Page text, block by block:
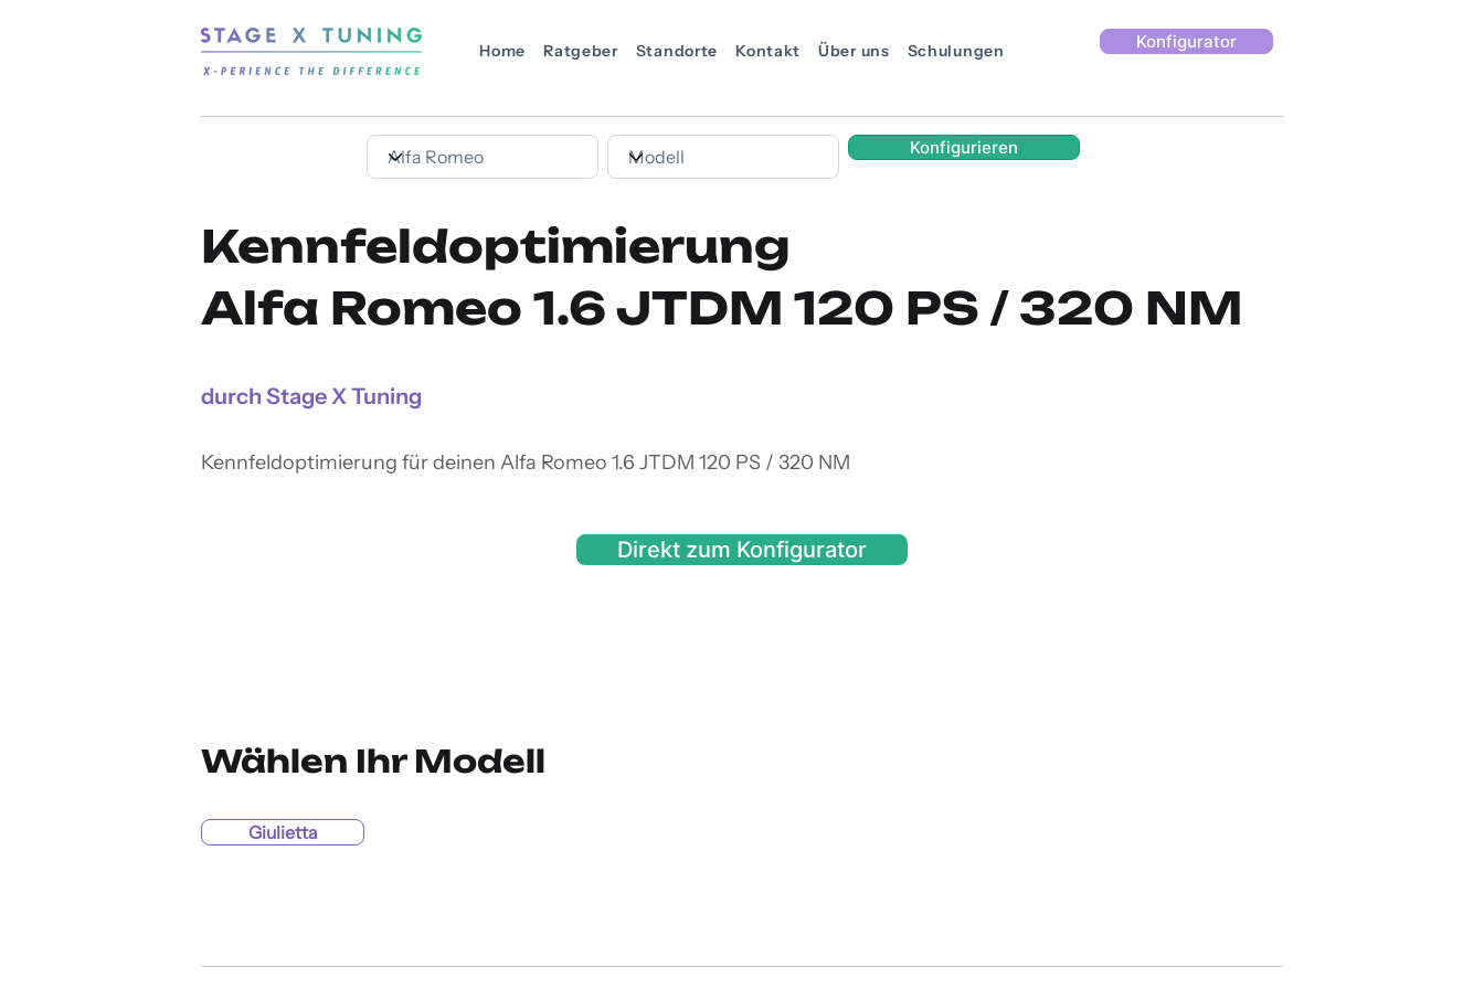
Home Ratgeber Standorte Kontakt Über uns Schulungen Konfigurator
Konfigurieren
Kennfeldoptimierung
Alfa Romeo 1.6 JTDM 120 PS / 320 NM
durch Stage X Tuning
Kennfeldoptimierung für deinen Alfa Romeo 1.6 JTDM 120 PS / 320 NM
Direkt zum Konfigurator
Wählen Ihr Modell
Giulietta